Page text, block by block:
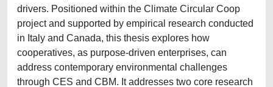
drivers. Positioned within the Climate Circular Coop
project and supported by empirical research conducted
in Italy and Canada, this thesis explores how
cooperatives, as purpose-driven enterprises, can
address contemporary environmental challenges
through CES and CBM. It addresses two core research